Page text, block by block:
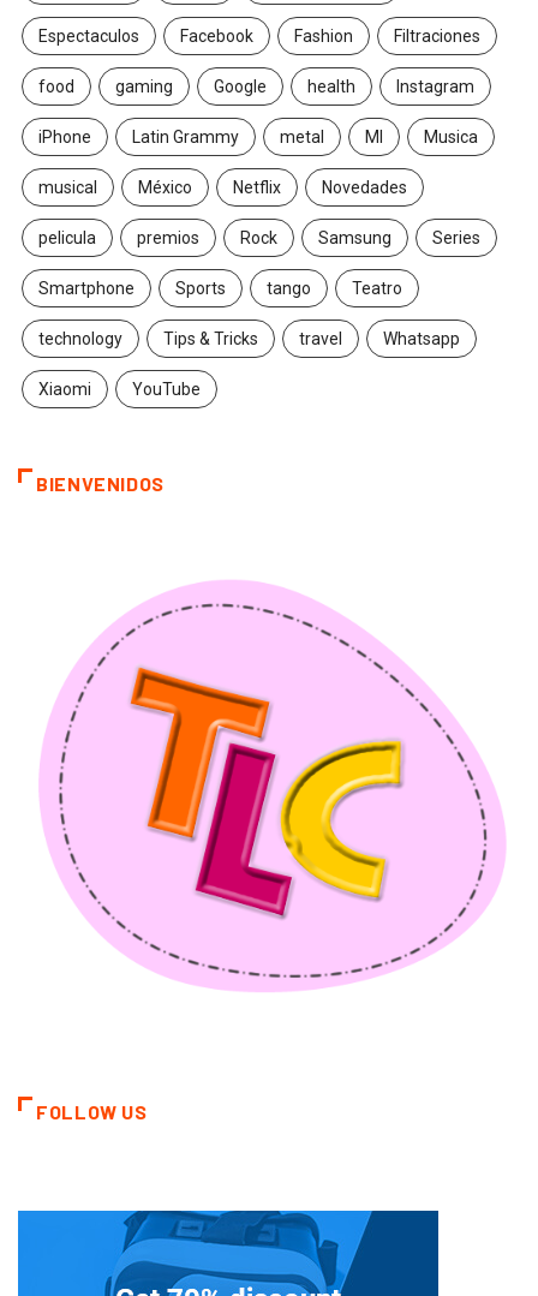
Espectaculos Facebook Fashion Filtraciones
food gaming Google health Instagram
iPhone Latin Grammy metal MI Musica
musical México Netflix Novedades
pelicula premios Rock Samsung Series
Smartphone Sports tango Teatro
technology Tips & Tricks travel Whatsapp
Xiaomi YouTube
BIENVENIDOS
FOLLOW US